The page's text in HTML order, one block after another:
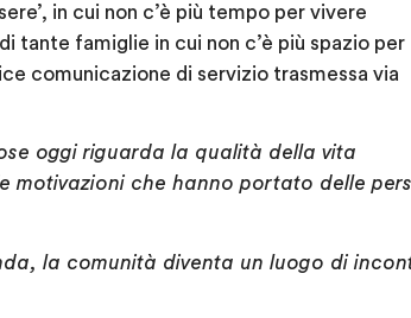
in cui non c’è più tempo per vivere
tante famiglie in cui non c’è più spazio per
comunicazione di servizio trasmessa via
oggi riguarda la qualità della vita
motivazioni che hanno portato delle
la comunità diventa un luogo di